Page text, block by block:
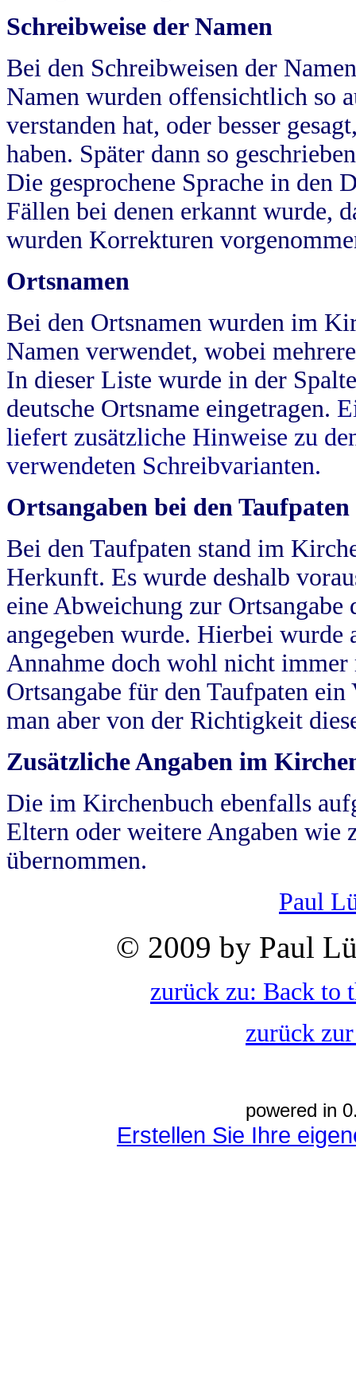
Schreibweise der Namen
Bei den Schreibweisen der
Namen wurden offensichtlich so
verstanden hat, oder besser
haben. Später dann so
Die gesprochene Sprache in
Fällen bei denen erkannt wurde,
wurden Korrekturen
Ortsnamen
Bei den Ortsnamen wurden im
Namen verwendet, wobei
In dieser Liste wurde in der
deutsche Ortsname eingetragen.
liefert zusätzliche Hinweise zu
verwendeten Schreibvarianten.
Ortsangaben bei den Taufpaten
Bei den Taufpaten stand im
Herkunft. Es wurde deshalb
eine Abweichung zur
angegeben wurde. Hierbei wurde
Annahme doch wohl nicht
Ortsangabe für den Taufpaten
man aber von der Richtigkeit
Zusätzliche Angaben im
Die im Kirchenbuch ebenfalls
Eltern oder weitere Angaben wie
übernommen.
Paul
© 2009 by Paul
zurück zu: Back to
zurück
powered in
Erstellen Sie Ihre